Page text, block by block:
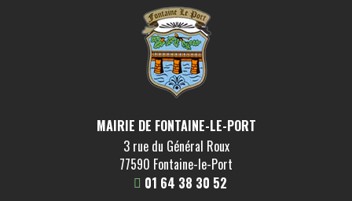
MAIRIE DE FONTAINE-LE-PORT
3 rue du Général Roux
77590 Fontaine-le-Port
01 64 38 30 52